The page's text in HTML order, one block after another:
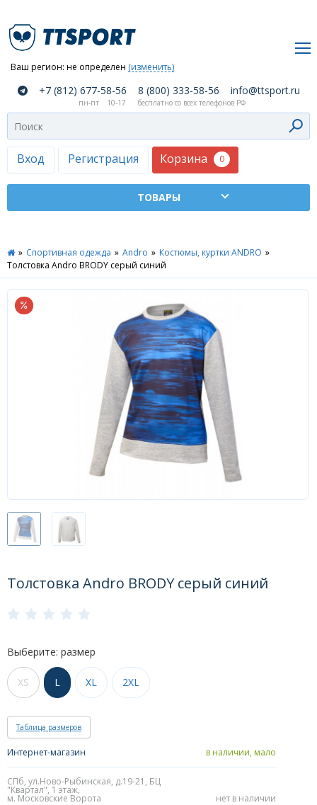
Ваш регион: не определен (изменить)
Вход Регистрация Корзина 0
компании
Как
сделать
заказ
Оплата
доставка
Москва
Дилеры
Контакты
+7 (812) 677-58-56 8 (800) 333-58-56 info@ttsport.ru
пн-пт 10-17 бесплатно со всех телефонов РФ
» Спортивная одежда » Andro » Костюмы, куртки ANDRO »
Толстовка Andro BRODY серый синий
Толстовка Andro BRODY серый синий
Выберите: размер
XS L XL 2XL
Таблица размеров
Интернет-магазин в наличии, мало
СПб, ул.Ново-Рыбинская, д.19-21, БЦ
"Квартал", 1 этаж,
м. Московские Ворота нет в наличии